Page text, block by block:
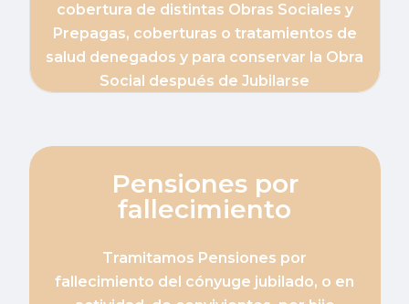
cobertura de distintas Obras Sociales y
Prepagas, coberturas o tratamientos de
salud denegados y para conservar la Obra
Social después de Jubilarse
Pensiones por
fallecimiento
Tramitamos Pensiones por
fallecimiento del cónyuge jubilado, o en